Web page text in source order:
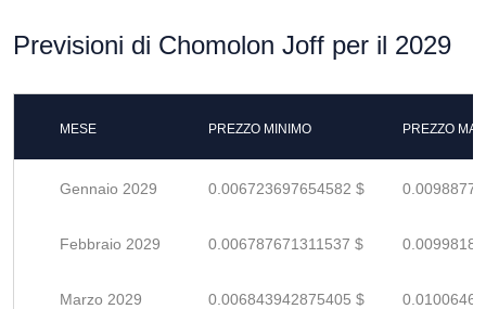
Previsioni di Chomolon Joff per il 2029
MESE PREZZO MINIMO PREZZO
Gennaio 2029 0.006723697654582 $
Febbraio 2029 0.006787671311537 $
Marzo 2029 0.006843942875405 $